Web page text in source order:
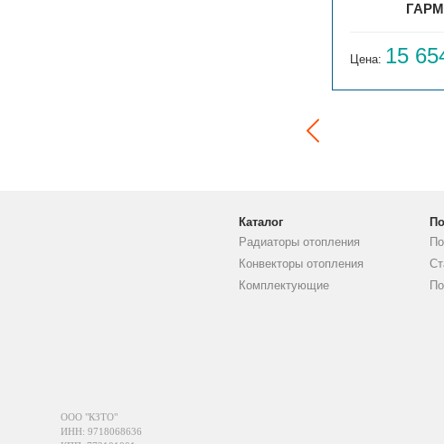
Цена: 15
Каталог
Радиаторы отопления
Конвекторы отопления
Комплектующие
ООО "КЗТО"
ИНН: 9718068636